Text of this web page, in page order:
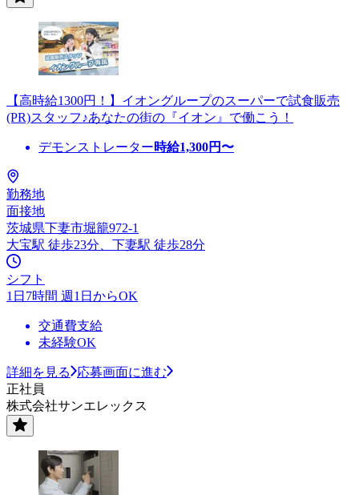
【高時給1300円！】イオングループのスーパーで試食販売
(PR)スタッフ♪あなたの街の『イオン』で働こう！
デモンストレーター時給1,300円〜
勤務地
面接地
茨城県下妻市堀籠972-1
大宝駅 徒歩23分、下妻駅 徒歩28分
シフト
1日7時間 週1日からOK
交通費支給
未経験OK
詳細を見る
応募画面に進む
正社員
株式会社サンエレックス